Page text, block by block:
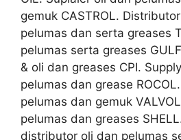
gemuk CASTROL.
pelumas dan serta greases
pelumas serta greases
& oli dan greases CPI.
pelumas dan grease
pelumas dan gemuk
pelumas dan greases
distributor oli dan pelumas